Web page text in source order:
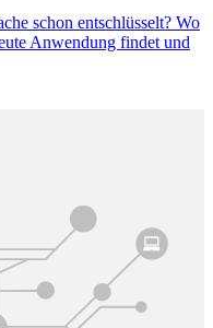
schon entschlüsselt? Wo
Anwendung findet und